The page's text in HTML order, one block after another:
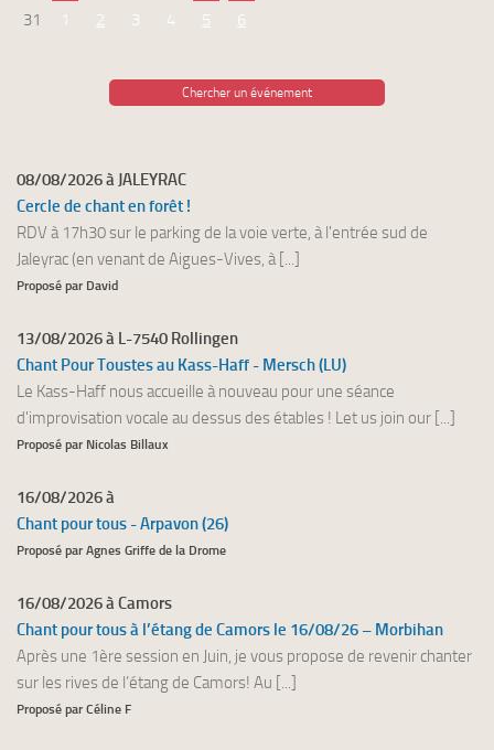
31
1 2 3 4 5 6
Chercher un événement
08/08/2026 à JALEYRAC
Cercle de chant en forêt !
RDV à 17h30 sur le parking de la voie verte, à l'entrée sud de
Jaleyrac (en venant de Aigues-Vives, à [...]
Proposé par David
13/08/2026 à L-7540 Rollingen
Chant Pour Toustes au Kass-Haff - Mersch (LU)
Le Kass-Haff nous accueille à nouveau pour une séance
d'improvisation vocale au dessus des étables ! Let us join our [...]
Proposé par Nicolas Billaux
16/08/2026 à
Chant pour tous - Arpavon (26)
Proposé par Agnes Griffe de la Drome
16/08/2026 à Camors
Chant pour tous à l’étang de Camors le 16/08/26 – Morbihan
Après une 1ère session en Juin, je vous propose de revenir chanter
sur les rives de l’étang de Camors! Au [...]
Proposé par Céline F